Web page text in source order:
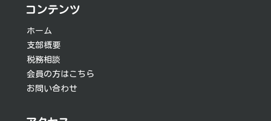
コンテンツ
ホーム
支部概要
税務相談
会員の方はこちら
お問い合わせ